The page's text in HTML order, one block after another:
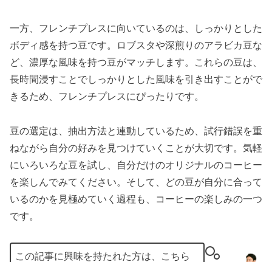
一方、フレンチプレスに向いているのは、しっかりとした
ボディ感を持つ豆です。ロブスタや深煎りのアラビカ豆な
ど、濃厚な風味を持つ豆がマッチします。これらの豆は、
長時間浸すことでしっかりとした風味を引き出すことがで
きるため、フレンチプレスにぴったりです。
豆の選定は、抽出方法と連動しているため、試行錯誤を重
ねながら自分の好みを見つけていくことが大切です。気軽
にいろいろな豆を試し、自分だけのオリジナルのコーヒー
を楽しんでみてください。そして、どの豆が自分に合って
いるのかを見極めていく過程も、コーヒーの楽しみの一つ
です。
この記事に興味を持たれた方は、こちら